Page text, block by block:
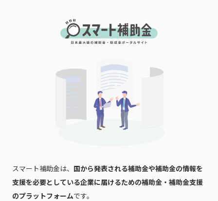
「PDF資料ダウンロード」ボタンを押下した時点
スマート補助金は、 国から発表される補助金や補助金の情報を
支援を必要としている企業に届けるための補助金・補助金支援
のプラットフォームです。